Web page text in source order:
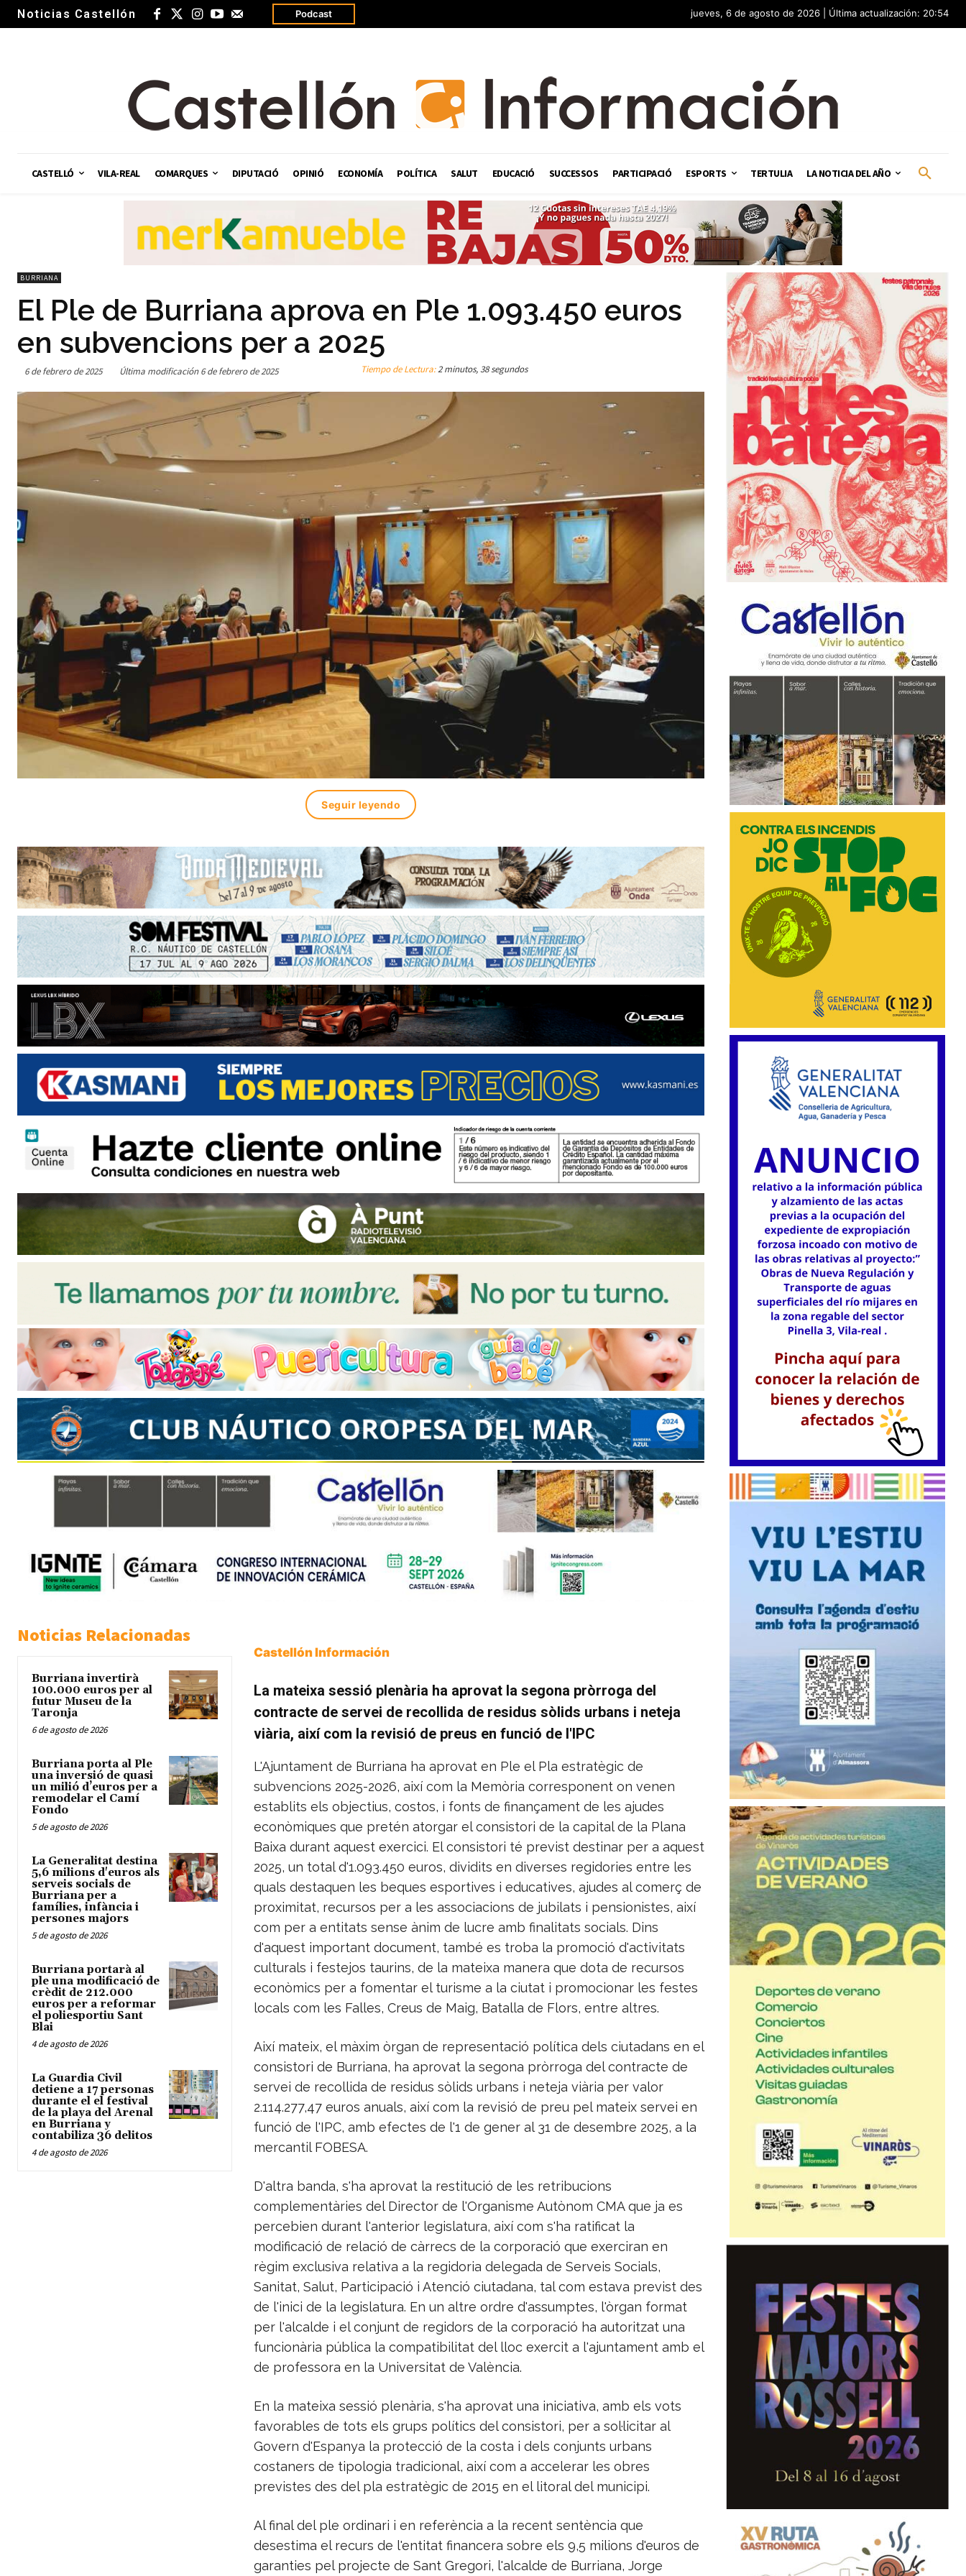
Noticias Castellón Podcast jueves, 6 de agosto de 2026 | Última actualización: 20:54
CASTELLÓ VILA-REAL COMARQUES DIPUTACIÓ OPINIÓ ECONOMÍA POLÍTICA SALUT EDUCACIÓ SUCCESSOS PARTICIPACIÓ ESPORTS TERTULIA LA NOTICIA DEL AÑO
BURRIANA
El Ple de Burriana aprova en Ple 1.093.450 euros
en subvencions per a 2025
6 de febrero de 2025 Última modificación 6 de febrero de 2025 Tiempo de Lectura:2 minutos, 38 segundos
Seguir leyendo
Noticias Relacionadas
Burriana invertirà
100.000 euros per al
futur Museu de la
Taronja
6 de agosto de 2026
Burriana porta al Ple
una inversió de quasi
un milió d’euros per a
remodelar el Camí
Fondo
5 de agosto de 2026
La Generalitat destina
5,6 milions d'euros als
serveis socials de
Burriana per a
famílies, infància i
persones majors
5 de agosto de 2026
Burriana portarà al
ple una modificació de
crèdit de 212.000
euros per a reformar
el poliesportiu Sant
Blai
4 de agosto de 2026
La Guardia Civil
detiene a 17 personas
durante el el festival
de la playa del Arenal
en Burriana y
contabiliza 36 delitos
4 de agosto de 2026
Castellón Información
La mateixa sessió plenària ha aprovat la segona pròrroga del
contracte de servei de recollida de residus sòlids urbans i neteja
viària, així com la revisió de preus en funció de l'IPC
L'Ajuntament de Burriana ha aprovat en Ple el Pla estratègic de
subvencions 2025-2026, així com la Memòria corresponent on venen
establits els objectius, costos, i fonts de finançament de les ajudes
econòmiques que pretén atorgar el consistori de la capital de la Plana
Baixa durant aquest exercici. El consistori té previst destinar per a aquest
2025, un total d'1.093.450 euros, dividits en diverses regidories entre les
quals destaquen les beques esportives i educatives, ajudes al comerç de
proximitat, recursos per a les associacions de jubilats i pensionistes, així
com per a entitats sense ànim de lucre amb finalitats socials. Dins
d'aquest important document, també es troba la promoció d'activitats
culturals i festejos taurins, de la mateixa manera que dota de recursos
econòmics per a fomentar el turisme a la ciutat i promocionar les festes
locals com les Falles, Creus de Maig, Batalla de Flors, entre altres.
Així mateix, el màxim òrgan de representació política dels ciutadans en el
consistori de Burriana, ha aprovat la segona pròrroga del contracte de
servei de recollida de residus sòlids urbans i neteja viària per valor
2.114.277,47 euros anuals, així com la revisió de preu pel mateix servei en
funció de l'IPC, amb efectes de l'1 de gener al 31 de desembre 2025, a la
mercantil FOBESA.
D'altra banda, s'ha aprovat la restitució de les retribucions
complementàries del Director de l'Organisme Autònom CMA que ja es
percebien durant l'anterior legislatura, així com s'ha ratificat la
modificació de relació de càrrecs de la corporació que exerciran en
règim exclusiva relativa a la regidoria delegada de Serveis Socials,
Sanitat, Salut, Participació i Atenció ciutadana, tal com estava previst des
de l'inici de la legislatura. En un altre ordre d'assumptes, l'òrgan format
per l'alcalde i el conjunt de regidors de la corporació ha autoritzat una
funcionària pública la compatibilitat del lloc exercit a l'ajuntament amb el
de professora en la Universitat de València.
En la mateixa sessió plenària, s'ha aprovat una iniciativa, amb els vots
favorables de tots els grups polítics del consistori, per a sol·licitar al
Govern d'Espanya la protecció de la costa i dels conjunts urbans
costaners de tipologia tradicional, així com a accelerar les obres
previstes des del pla estratègic de 2015 en el litoral del municipi.
Al final del ple ordinari i en referència a la recent sentència que
desestima el recurs de l'entitat financera sobre els 9,5 milions d'euros de
garanties pel projecte de Sant Gregori, l'alcalde de Burriana, Jorge